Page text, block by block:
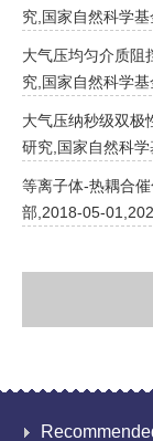
究,国家自然科学
大气压均匀介质阻
究,国家自然科学
大气压纳秒级双极
研究,国家自然科
等离子体-热耦合
部,2018-05-